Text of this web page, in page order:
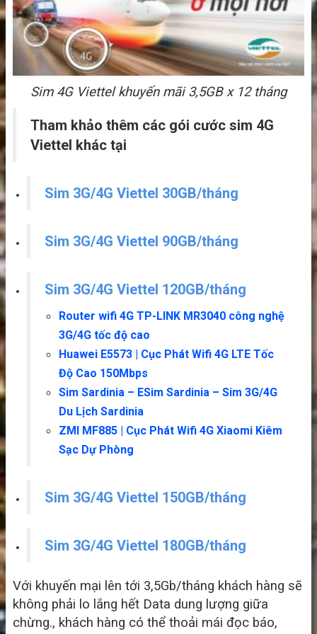
Sim 4G Viettel khuyến mãi 3,5GB x 12 tháng
Tham khảo thêm các gói cước sim 4G
Viettel khác tại
Sim 3G/4G Viettel 30GB/tháng
Sim 3G/4G Viettel 90GB/tháng
Sim 3G/4G Viettel 120GB/tháng
Router wifi 4G TP-LINK MR3040 công nghệ
3G/4G tốc độ cao
Huawei E5573 | Cục Phát Wifi 4G LTE Tốc
Độ Cao 150Mbps
Sim Sardinia – ESim Sardinia – Sim 3G/4G
Du Lịch Sardinia
ZMI MF885 | Cục Phát Wifi 4G Xiaomi Kiêm
Sạc Dự Phòng
Sim 3G/4G Viettel 150GB/tháng
Sim 3G/4G Viettel 180GB/tháng
Với khuyến mại lên tới 3,5Gb/tháng khách hàng sẽ
không phải lo lắng hết Data dung lượng giữa
chừng., khách hàng có thể thoải mái đọc báo,